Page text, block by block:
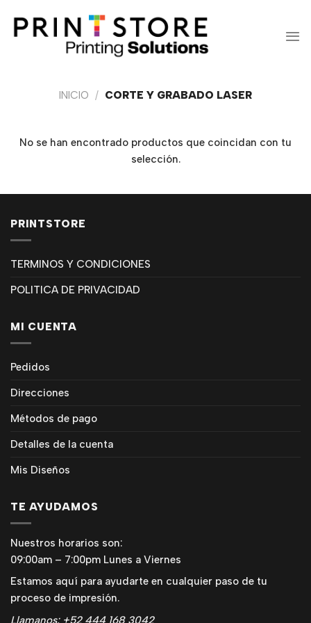
contenido
INICIO / CORTE Y GRABADO LASER
No se han encontrado productos que coincidan con tu
selección.
PRINTSTORE
TERMINOS Y CONDICIONES
POLITICA DE PRIVACIDAD
MI CUENTA
Pedidos
Direcciones
Métodos de pago
Detalles de la cuenta
Mis Diseños
TE AYUDAMOS
Nuestros horarios son:
09:00am – 7:00pm Lunes a Viernes
Estamos aquí para ayudarte en cualquier paso de tu
proceso de impresión.
Llamanos: +52 444 168 3042